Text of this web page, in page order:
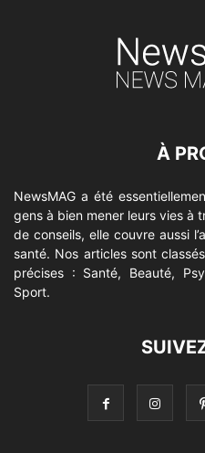
À
NewsMAG a été
gens à bien mener leurs vies à
de conseils, elle couvre aussi
santé. Nos articles sont
précises : Santé, Beauté,
Sport.